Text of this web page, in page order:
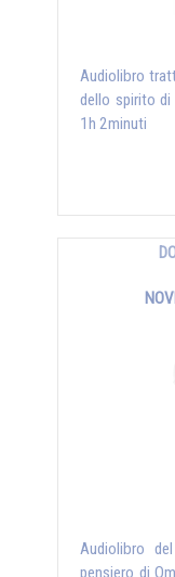
Audiolibro
dello spirito di
1h 2minuti
Audiolibro
pensiero di